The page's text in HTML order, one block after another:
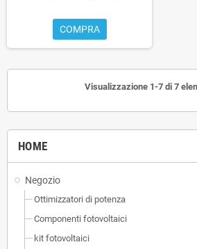
HOME
Negozio
Ottimizzatori di potenza
Componenti fotovoltaici
kit fotovoltaici
COMPRA
Visualizzazione 1-7 di 7